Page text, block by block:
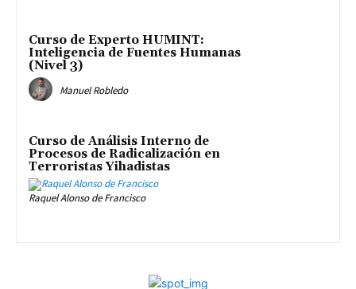
Curso de Experto HUMINT:
Inteligencia de Fuentes Humanas
(Nivel 3)
Manuel Robledo
Curso de Análisis Interno de
Procesos de Radicalización en
Terroristas Yihadistas
Raquel Alonso de Francisco